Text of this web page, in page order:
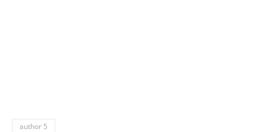
author 5